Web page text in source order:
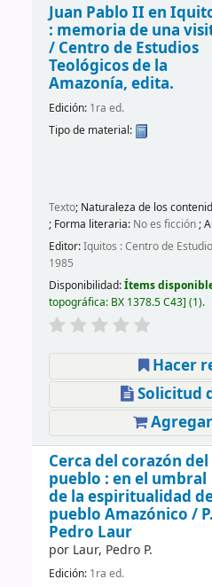
Juan Pablo II en
: memoria de una
/ Centro de Estudios
Teológicos de la
Amazonía, edita.
Edición: 1ra ed.
Tipo de material:
Texto; Naturaleza de los
; Forma literaria: No es ficción ;
Editor:Iquitos : Centro de
1985
Disponibilidad:Ítems
topográfica: BX 1378.5 C43 (1).
Hacer
Solicitud
Cerca del corazón del
pueblo : en el umbral
de la espiritualidad
pueblo Amazónico / P.
Pedro Laur
por Laur, Pedro P.
Edición: 1ra ed.